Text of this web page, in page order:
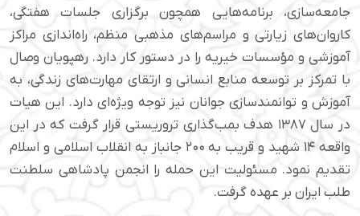
جامعه‌سازی، برنامه‌هایی همچون برگزاری جلسات هفتگی،
کاروان‌های زیارتی و مراسم‌های مذهبی منظم، راه‌اندازی مراکز
آموزشی و مؤسسات خیریه را در دستور کار دارد. رهپویان وصال
با تمرکز بر توسعه منابع انسانی و ارتقای مهارت‌های زندگی، به
آموزش و توانمندسازی جوانان نیز توجه ویژه‌ای دارد. این هیات
در سال ۱۳۸۷ هدف بمب‌گذاری تروریستی قرار گرفت که در این
واقعه ۱۴ شهید و قریب به ۲۰۰ جانباز به انقلاب اسلامی و اسلام
تقدیم نمود. مسئولیت این حمله را انجمن پادشاهی سلطنت
طلب ایران بر عهده گرفت.